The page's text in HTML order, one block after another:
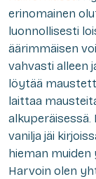
erinomainen
luonnollisesti
äärimmäisen
vahvasti alleen
löytää
laittaa
vanilja jäi
hieman muiden
Harvoin olen